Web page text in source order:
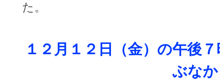
た。
１２月１２日（金）の午後
ぶなか